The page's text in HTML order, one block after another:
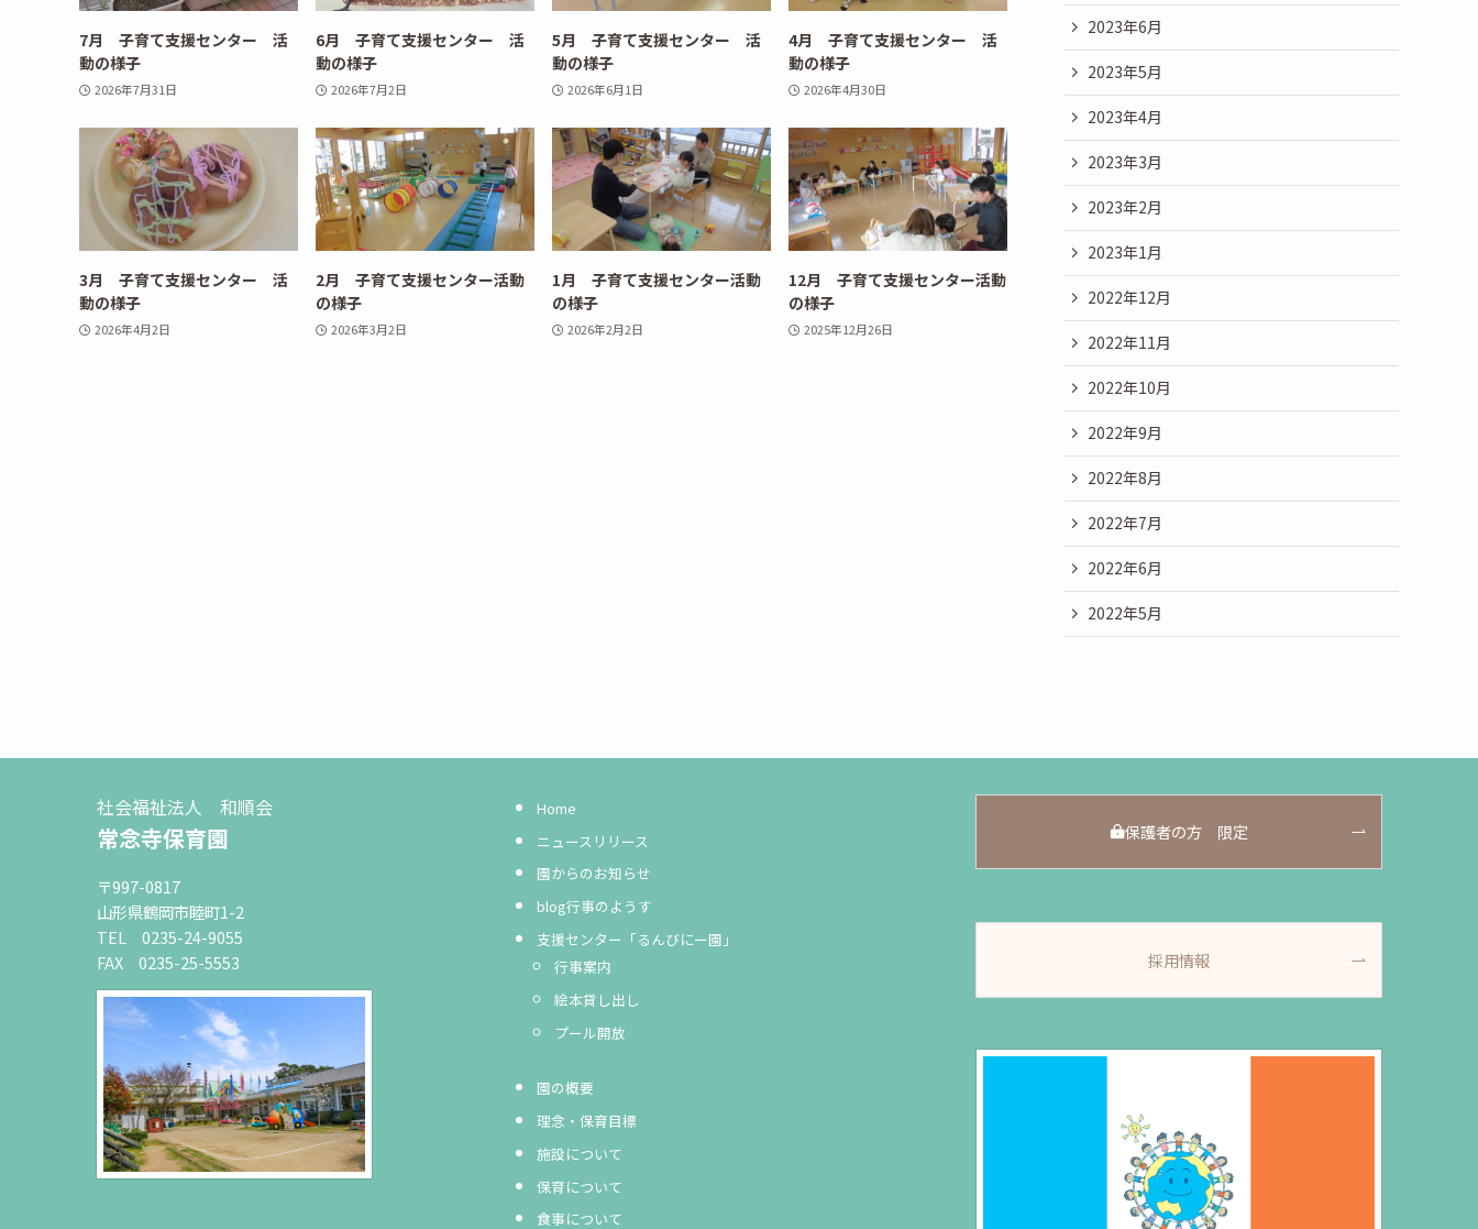
7月 子育て支援センター 活
動の様子
2026年7月31日
6月 子育て支援センター 活
動の様子
2026年7月2日
5月 子育て支援センター 活
動の様子
2026年6月1日
4月 子育て支援センター 活
動の様子
2026年4月30日
3月 子育て支援センター 活
動の様子
2026年4月2日
2月 子育て支援センター活動
の様子
2026年3月2日
1月 子育て支援センター活動
の様子
2026年2月2日
12月 子育て支援センター活動
の様子
2025年12月26日
2023年6月
2023年5月
2023年4月
2023年3月
2023年2月
2023年1月
2022年12月
2022年11月
2022年10月
2022年9月
2022年8月
2022年7月
2022年6月
2022年5月
社会福祉法人 和順会
常念寺保育園
〒997-0817
山形県鶴岡市睦町1-2
TEL 0235-24-9055
FAX 0235-25-5553
Home
ニュースリリース
園からのお知らせ
blog行事のようす
支援センター「るんびにー園」
行事案内
絵本貸し出し
プール開放
園の概要
理念・保育目標
施設について
保育について
食事について
保護者の方 限定
採用情報